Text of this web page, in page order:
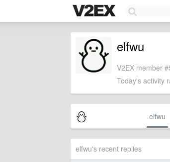
elfwu
V2EX member
Today's activity
elfwu
elfwu's recent replies